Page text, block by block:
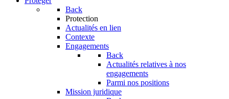
Back
Protection
Actualités en lien
Contexte
Engagements
Back
Actualités relatives à nos
engagements
Parmi nos positions
Mission juridique